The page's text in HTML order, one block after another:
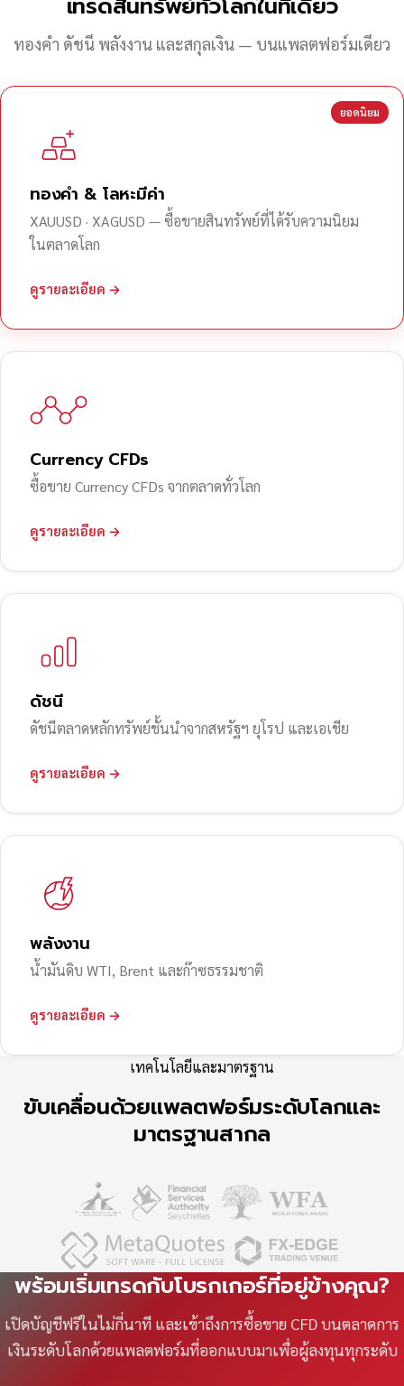
ทองคำ ดัชนี พลังงาน และสกุลเงิน — บนแพลตฟอร์มเดียว
ยอดนิยม
ทองคำ & โลหะมีค่า
XAUUSD · XAGUSD — ซื้อขายสินทรัพย์ที่ได้รับความนิยม
ในตลาดโลก
ดูรายละเอียด →
Currency CFDs
ซื้อขาย Currency CFDs จากตลาดทั่วโลก
ดูรายละเอียด →
ดัชนี
ดัชนีตลาดหลักทรัพย์ชั้นนำจากสหรัฐฯ ยุโรป และเอเชีย
ดูรายละเอียด →
พลังงาน
น้ำมันดิบ WTI, Brent และก๊าซธรรมชาติ
ดูรายละเอียด →
เทคโนโลยีและมาตรฐาน
ขับเคลื่อนด้วยแพลตฟอร์มระดับโลกและ
มาตรฐานสากล
พร้อมเริ่มเทรดกับโบรกเกอร์ที่อยู่ข้างคุณ?
เปิดบัญชีฟรีในไม่กี่นาที และเข้าถึงการซื้อขาย CFD บนตลาดการ
เงินระดับโลกด้วยแพลตฟอร์มที่ออกแบบมาเพื่อผู้ลงทุนทุกระดับ